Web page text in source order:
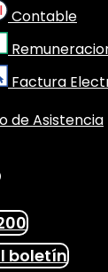
Contable
Factura
de Asistencia
boletín